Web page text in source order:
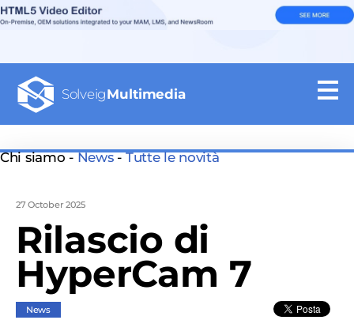
SolveigMultimedia
Chi siamo -News-Tutte le novità
27 October 2025
Rilascio di
HyperCam 7
News